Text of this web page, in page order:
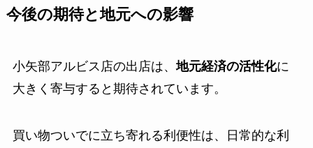
今後の期待と地元への影響
小矢部アルビス店の出店は、地元経済の活性化に
大きく寄与すると期待されています。
買い物ついでに立ち寄れる利便性は、日常的な利